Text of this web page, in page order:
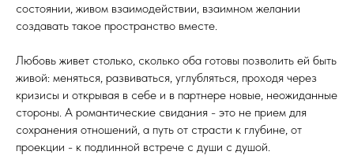
состоянии, живом взаимодействии, взаимном желании
создавать такое пространство вместе.
Любовь живет столько, сколько оба готовы позволить ей быть
живой: меняться, развиваться, углубляться, проходя через
кризисы и открывая в себе и в партнере новые, неожиданные
стороны. А романтические свидания - это не прием для
сохранения отношений, а путь от страсти к глубине, от
проекции - к подлинной встрече с души с душой.